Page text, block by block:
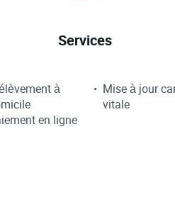
Services
à
Mise à jour
vitale
en ligne